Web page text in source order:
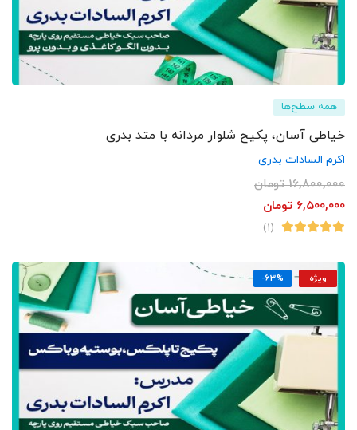
همه سطح‌ها
خیاطی آسان، پکیج شلوار مردانه با متد بدری
اکرم السادات بدری
16,800,000 تومان
6,500,000 تومان
(1)
ویژه -63%